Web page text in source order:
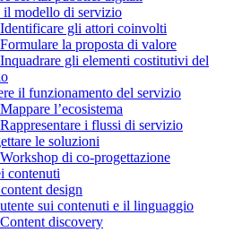
modello di servizio
gli attori coinvolti
la proposta di valore
gli elementi costitutivi del
il funzionamento del servizio
l’ecosistema
i flussi di servizio
le soluzioni
di co-progettazione
contenuti
design
sui contenuti e il linguaggio
discovery